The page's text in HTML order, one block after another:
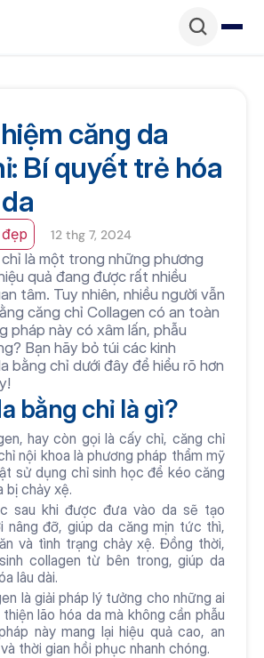
căng da
Bí quyết trẻ hóa
12 thg 7, 2024
là một trong những phương
quả đang được rất nhiều
tâm. Tuy nhiên, nhiều người vẫn
căng chỉ Collagen có an toàn
pháp này có xâm lấn, phẫu
Bạn hãy bỏ túi các kinh
bằng chỉ dưới đây để hiểu rõ hơn
bằng chỉ là gì?
hay còn gọi là cấy chỉ, căng chỉ
nội khoa là phương pháp thẩm mỹ
sử dụng chỉ sinh học để kéo căng
bị chảy xệ.
sau khi được đưa vào da sẽ tạo
nâng đỡ, giúp da căng mịn tức thì,
và tình trạng chảy xệ. Đồng thời,
collagen từ bên trong, giúp da
lâu dài.
là giải pháp lý tưởng cho những ai
lão hóa da mà không cần phẫu
này mang lại hiệu quả cao, an
thời gian hồi phục nhanh chóng.